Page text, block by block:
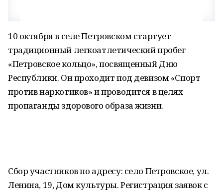
10 октября в селе Петровском стартует
традиционный легкоатлетический пробег
«Петровское кольцо», посвященный Дню
Республики. Он проходит под девизом «Спорт
против наркотиков» и проводится в целях
пропаганды здорового образа жизни.
Сбор участников по адресу: село Петровское, ул.
Ленина, 19, Дом культуры. Регистрация заявок с